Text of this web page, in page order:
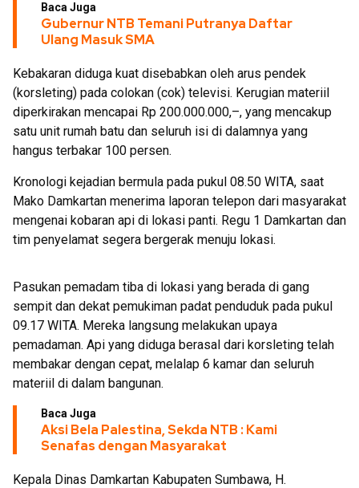
Baca Juga
Gubernur NTB Temani Putranya Daftar
Ulang Masuk SMA
Kebakaran diduga kuat disebabkan oleh arus pendek
(korsleting) pada colokan (cok) televisi. Kerugian materiil
diperkirakan mencapai Rp 200.000.000,–, yang mencakup
satu unit rumah batu dan seluruh isi di dalamnya yang
hangus terbakar 100 persen.
Kronologi kejadian bermula pada pukul 08.50 WITA, saat
Mako Damkartan menerima laporan telepon dari masyarakat
mengenai kobaran api di lokasi panti. Regu 1 Damkartan dan
tim penyelamat segera bergerak menuju lokasi.
Pasukan pemadam tiba di lokasi yang berada di gang
sempit dan dekat pemukiman padat penduduk pada pukul
09.17 WITA. Mereka langsung melakukan upaya
pemadaman. Api yang diduga berasal dari korsleting telah
membakar dengan cepat, melalap 6 kamar dan seluruh
materiil di dalam bangunan.
Baca Juga
Aksi Bela Palestina, Sekda NTB : Kami
Senafas dengan Masyarakat
Kepala Dinas Damkartan Kabupaten Sumbawa, H.